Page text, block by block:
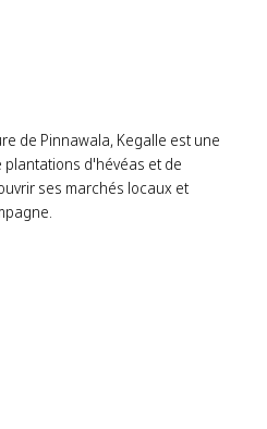
de Pinnawala, Kegalle est une
d'hévéas et de
ses marchés locaux et